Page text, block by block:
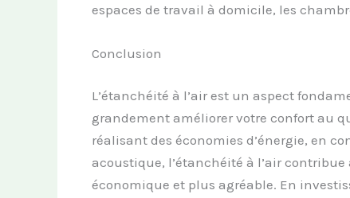
espaces de travail à domicile, les
Conclusion
L’étanchéité à l’air est un aspect
grandement améliorer votre confort au
réalisant des économies d’énergie, en
acoustique, l’étanchéité à l’air
économique et plus agréable. En